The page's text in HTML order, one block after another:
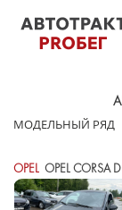
МОДЕЛЬНЫЙ РЯД
OPEL OPEL CORSA D